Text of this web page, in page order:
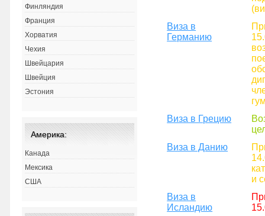
Виза в
Германию
Виза в Грецию
Виза в Данию
и
Виза в
Исландию
Финляндия
Франция
Хорватия
Чехия
Швейцария
Швейция
Эстония
Америка:
Канада
Мексика
США